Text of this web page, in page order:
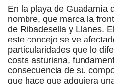
En la playa de Guadamía
nombre, que marca la
de Ribadesella y Llanes.
este concejo se ve
particularidades que lo
costa asturiana,
consecuencia de su
que hace que adquiera